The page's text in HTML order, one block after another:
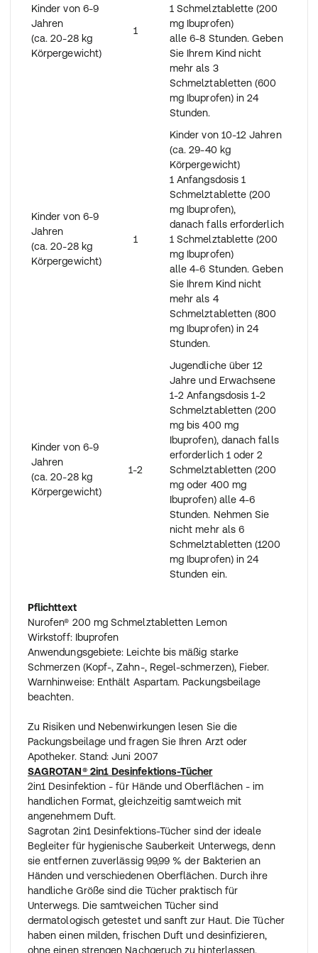
Kinder von 6-9
Jahren
(ca. 20-28 kg
Körpergewicht)
1
1 Schmelztablette (200
mg Ibuprofen)
alle 6-8 Stunden. Geben
Sie Ihrem Kind nicht
mehr als 3
Schmelztabletten (600
mg Ibuprofen) in 24
Stunden.
Kinder von 6-9
Jahren
(ca. 20-28 kg
Körpergewicht)
1
Kinder von 10-12 Jahren
(ca. 29-40 kg
Körpergewicht)
1 Anfangsdosis 1
Schmelztablette (200
mg Ibuprofen),
danach falls erforderlich
1 Schmelztablette (200
mg Ibuprofen)
alle 4-6 Stunden. Geben
Sie Ihrem Kind nicht
mehr als 4
Schmelztabletten (800
mg Ibuprofen) in 24
Stunden.
Kinder von 6-9
Jahren
(ca. 20-28 kg
Körpergewicht)
1-2
Jugendliche über 12
Jahre und Erwachsene
1-2 Anfangsdosis 1-2
Schmelztabletten (200
mg bis 400 mg
Ibuprofen), danach falls
erforderlich 1 oder 2
Schmelztabletten (200
mg oder 400 mg
Ibuprofen) alle 4-6
Stunden. Nehmen Sie
nicht mehr als 6
Schmelztabletten (1200
mg Ibuprofen) in 24
Stunden ein.
Pflichttext
Nurofen® 200 mg Schmelztabletten Lemon
Wirkstoff: Ibuprofen
Anwendungsgebiete: Leichte bis mäßig starke
Schmerzen (Kopf-, Zahn-, Regel-schmerzen), Fieber.
Warnhinweise: Enthält Aspartam. Packungsbeilage
beachten.
Zu Risiken und Nebenwirkungen lesen Sie die
Packungsbeilage und fragen Sie Ihren Arzt oder
Apotheker. Stand: Juni 2007
SAGROTAN® 2in1 Desinfektions-Tücher
2in1 Desinfektion - für Hände und Oberflächen - im
handlichen Format, gleichzeitig samtweich mit
angenehmem Duft.
Sagrotan 2in1 Desinfektions-Tücher sind der ideale
Begleiter für hygienische Sauberkeit Unterwegs, denn
sie entfernen zuverlässig 99,99 % der Bakterien an
Händen und verschiedenen Oberflächen. Durch ihre
handliche Größe sind die Tücher praktisch für
Unterwegs. Die samtweichen Tücher sind
dermatologisch getestet und sanft zur Haut. Die Tücher
haben einen milden, frischen Duft und desinfizieren,
ohne einen strengen Nachgeruch zu hinterlassen.